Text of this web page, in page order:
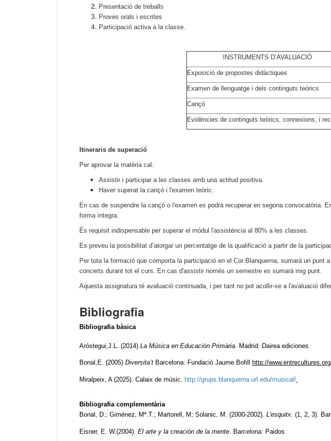
Presentació de treballs
Proves orals i escrites
Participació activa a la classe.
INSTRUMENTS D’AVALUACIÓ
Exposició de propostes didàctiques
Examen de llenguatge i dels continguts teòrics
Cançó
Evidències de continguts teòrics, connexions, i
Itineraris de superació
Per aprovar la matèria cal:
Assistir i participar a les classes amb una actitud positiva.
Haver superat la cançó i l'examen teòric.
En cas de suspendre la cançó o l'examen es podrà recuperar en segona convocatòria.
forma íntegra.
És requisit indispensable per superar el mòdul l'assistència al 80% a les classes.
Es preveu la possibilitat d’atorgar un percentatge de la qualificació a partir de la
Per tota la formació que comporta la participació en el Cor Blanquerna, sumarà un punt
concerts durant tot el curs. En cas d'assistir només un semestre es sumarà mig punt.
Aquesta assignatura té avaluació continuada, i per tant no pot acollir-se a l'avaluació
Bibliografia
Bibliografia bàsica
Aróstegui,J.L. (2014) La Música en Educación Primària. Madrid: Dairea ediciones
Bonal,E. (2005) Diversita’t Barcelona: Fundació Jaume Bofill http://
Miralpeix, A (2025). Calaix de músic. http://grups.blanquerna.url.edu/musical/
Bibliografia complementària
Bonal, D.; Giménez, Mª.T.; Martorell, M; Solanic, M. (2000-2002). L'esquitx. (1, 2, 3).
Eisner, E. W.(2004). El arte y la creación de la mente . Barcelona: Paidos